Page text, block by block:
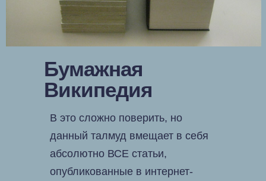
Бумажная
Википедия
В это сложно поверить, но
данный талмуд вмещает в себя
абсолютно ВСЕ статьи,
опубликованные в интернет-